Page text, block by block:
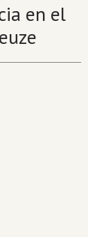
en el